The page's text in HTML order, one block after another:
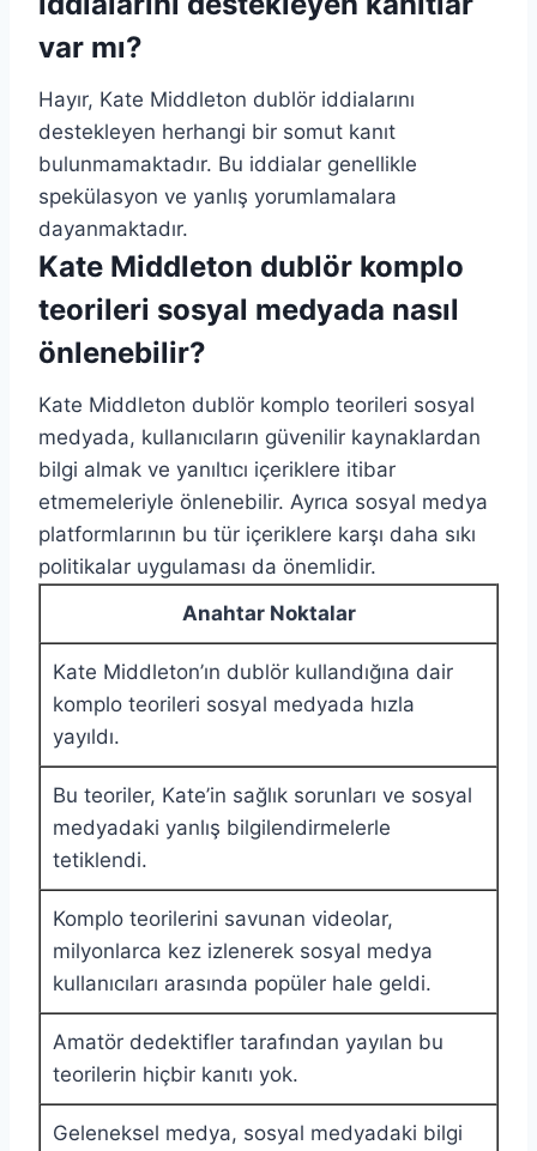
var mı?
Hayır, Kate Middleton dublör iddialarını
destekleyen herhangi bir somut kanıt
bulunmamaktadır. Bu iddialar genellikle
spekülasyon ve yanlış yorumlamalara
dayanmaktadır.
Kate Middleton dublör komplo
teorileri sosyal medyada nasıl
önlenebilir?
Kate Middleton dublör komplo teorileri sosyal
medyada, kullanıcıların güvenilir kaynaklardan
bilgi almak ve yanıltıcı içeriklere itibar
etmemeleriyle önlenebilir. Ayrıca sosyal medya
platformlarının bu tür içeriklere karşı daha sıkı
politikalar uygulaması da önemlidir.
Anahtar Noktalar
Kate Middleton’ın dublör kullandığına dair
komplo teorileri sosyal medyada hızla
yayıldı.
Bu teoriler, Kate’in sağlık sorunları ve sosyal
medyadaki yanlış bilgilendirmelerle
tetiklendi.
Komplo teorilerini savunan videolar,
milyonlarca kez izlenerek sosyal medya
kullanıcıları arasında popüler hale geldi.
Amatör dedektifler tarafından yayılan bu
teorilerin hiçbir kanıtı yok.
Geleneksel medya, sosyal medyadaki bilgi